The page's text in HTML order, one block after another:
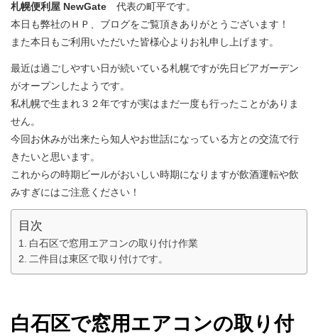
札幌便利屋 NewGate 代表の町平です。
本日も弊社のＨＰ、ブログをご覧頂きありがとうございます！
また本日もご利用いただいた皆様心よりお礼申し上げます。
最近は過ごしやすい日が続いている札幌ですが先日ビアガーデン
がオープンしたようです。
私札幌で生まれ３２年ですが実はまだ一度も行ったことがありま
せん。
今回お休みが出来たら知人やお世話になっている方との交流で行
きたいと思います。
これからの時期ビールがおいしい時期になりますが飲酒運転や飲
みすぎにはご注意ください！
目次
白石区で窓用エアコンの取り付け作業
二件目は東区で取り付けです。
白石区で窓用エアコンの取り付